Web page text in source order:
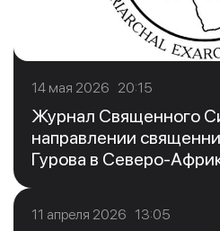
14 мая 2026 20:15
Журнал Священного
направлении
Гурова в Северо-
11 апреля 2026 13:05